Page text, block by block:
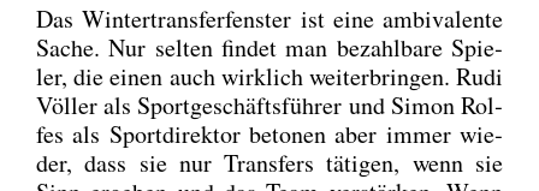
Das Win­ter­trans­fer­fens­ter ist eine ambi­va­len­te
Sache. Nur sel­ten fin­det man bezahl­ba­re Spie­
ler, die einen auch wirk­lich wei­ter­brin­gen. Rudi
Völ­ler als Sport­ge­schäfts­füh­rer und Simon Rol­
fes als Sport­di­rek­tor beto­nen aber immer wie­
der, dass sie nur Trans­fers täti­gen, wenn sie